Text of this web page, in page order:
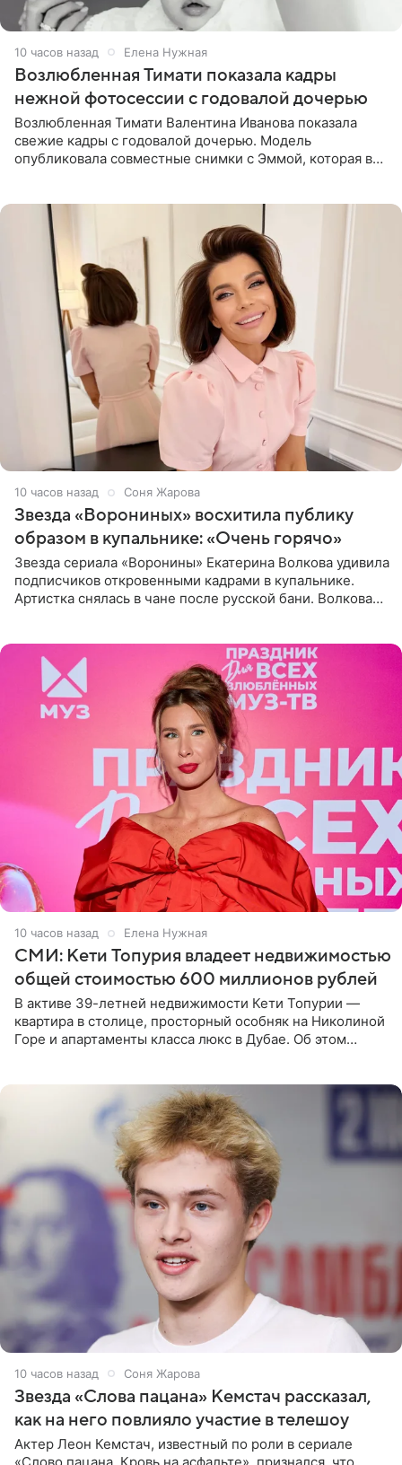
10 часов назад Елена Нужная
Возлюбленная Тимати показала кадры
нежной фотосессии с годовалой дочерью
Возлюбленная Тимати Валентина Иванова показала
свежие кадры с годовалой дочерью. Модель
опубликовала совместные снимки с Эммой, которая в
10 часов назад Соня Жарова
Звезда «Ворониных» восхитила публику
образом в купальнике: «Очень горячо»
Звезда сериала «Воронины» Екатерина Волкова удивила
подписчиков откровенными кадрами в купальнике.
Артистка снялась в чане после русской бани. Волкова
10 часов назад Елена Нужная
СМИ: Кети Топурия владеет недвижимостью
общей стоимостью 600 миллионов рублей
В активе 39-летней недвижимости Кети Топурии —
квартира в столице, просторный особняк на Николиной
Горе и апартаменты класса люкс в Дубае. Об этом
10 часов назад Соня Жарова
Звезда «Слова пацана» Кемстач рассказал,
как на него повлияло участие в телешоу
Актер Леон Кемстач, известный по роли в сериале
«Слово пацана. Кровь на асфальте», признался, что